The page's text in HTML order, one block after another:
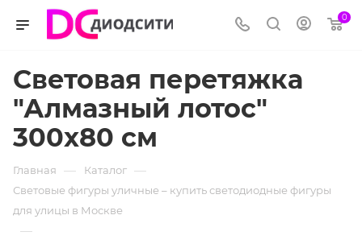
0
Световая перетяжка
"Алмазный лотос"
300х80 см
Главная — Каталог —
Световые фигуры уличные – купить светодиодные фигуры
для улицы в Москве
—